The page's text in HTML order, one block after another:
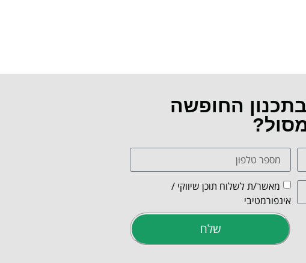
החופשה
מאשר/ת לשלוח תוכן שיווקי /
אינפורמטיבי
שלח